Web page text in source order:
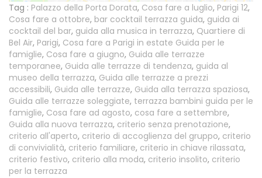
Tag : Palazzo della Porta Dorata, Cosa fare a luglio, Parigi 12,
Cosa fare a ottobre, bar cocktail terrazza guida, guida ai
cocktail del bar, guida alla musica in terrazza, Quartiere di
Bel Air, Parigi, Cosa fare a Parigi in estate Guida per le
famiglie, Cosa fare a giugno, Guida alle terrazze
temporanee, Guida alle terrazze di tendenza, guida al
museo della terrazza, Guida alle terrazze a prezzi
accessibili, Guida alle terrazze, Guida alla terrazza spaziosa,
Guida alle terrazze soleggiate, terrazza bambini guida per le
famiglie, Cosa fare ad agosto, cosa fare a settembre,
Guida alla nuova terrazza, criterio senza prenotazione,
criterio all'aperto, criterio di accoglienza del gruppo, criterio
di convivialità, criterio familiare, criterio in chiave rilassata,
criterio festivo, criterio alla moda, criterio insolito, criterio
per la terrazza